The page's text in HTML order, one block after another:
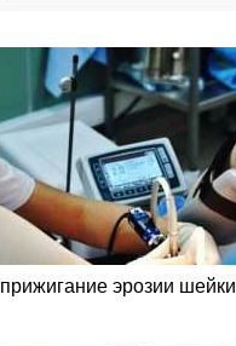
эрозии шейки